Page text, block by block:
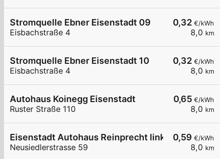
0,32 €/kWh
8,0 km
Stromquelle Ebner Eisenstadt 09
Eisbachstraße 4
0,32 €/kWh
8,0 km
Stromquelle Ebner Eisenstadt 10
Eisbachstraße 4
0,65 €/kWh
8,0 km
Autohaus Koinegg Eisenstadt
Ruster Straße 110
0,59 €/kWh
8,0 km
Eisenstadt Autohaus Reinprecht links
Neusiedlerstrasse 59